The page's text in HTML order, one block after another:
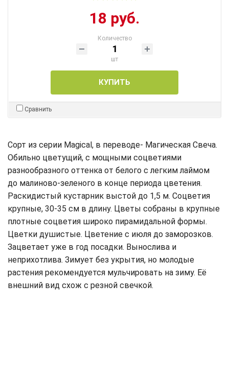
18 руб.
Количество
шт
КУПИТЬ
Сравнить
Сорт из серии Magical, в переводе- Магическая Свеча.
Обильно цветущий, с мощными соцветиями
разнообразного оттенка от белого с легким лаймом
до малиново-зеленого в конце периода цветения.
Раскидистый кустарник выстой до 1,5 м. Соцветия
крупные, 30-35 см в длину. Цветы собраны в крупные
плотные соцветия широко пирамидальной формы.
Цветки душистые. Цветение с июля до заморозков.
Зацветает уже в год посадки. Вынослива и
неприхотлива. Зимует без укрытия, но молодые
растения рекомендуется мульчировать на зиму. Её
внешний вид схож с резной свечкой.